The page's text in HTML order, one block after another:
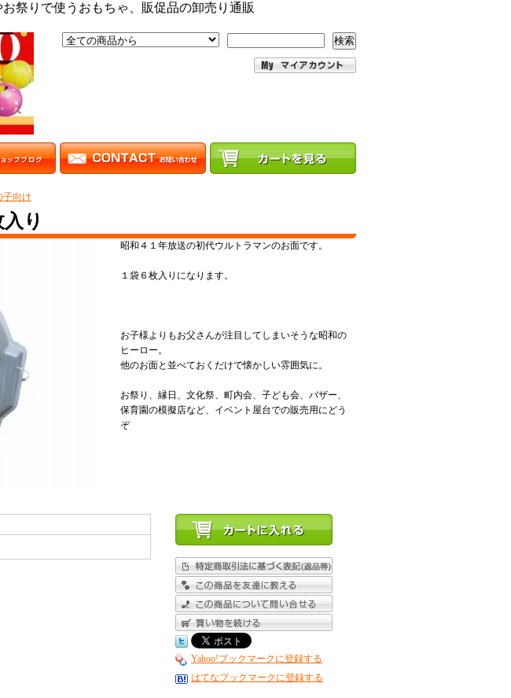
祭りで使うおもちゃ、販促品の卸売り通販
検索
子向け
り
昭和４１年放送の初代ウルトラマンのお面です。
１袋６枚入りになります。
お子様よりもお父さんが注目してしまいそうな昭和の
ヒーロー。
他のお面と並べておくだけで懐かしい雰囲気に。
お祭り、縁日、文化祭、町内会、子ども会、バザー、
保育園の模擬店など、イベント屋台での販売用にどう
ぞ
Yahoo!ブックマークに登録する
はてなブックマークに登録する